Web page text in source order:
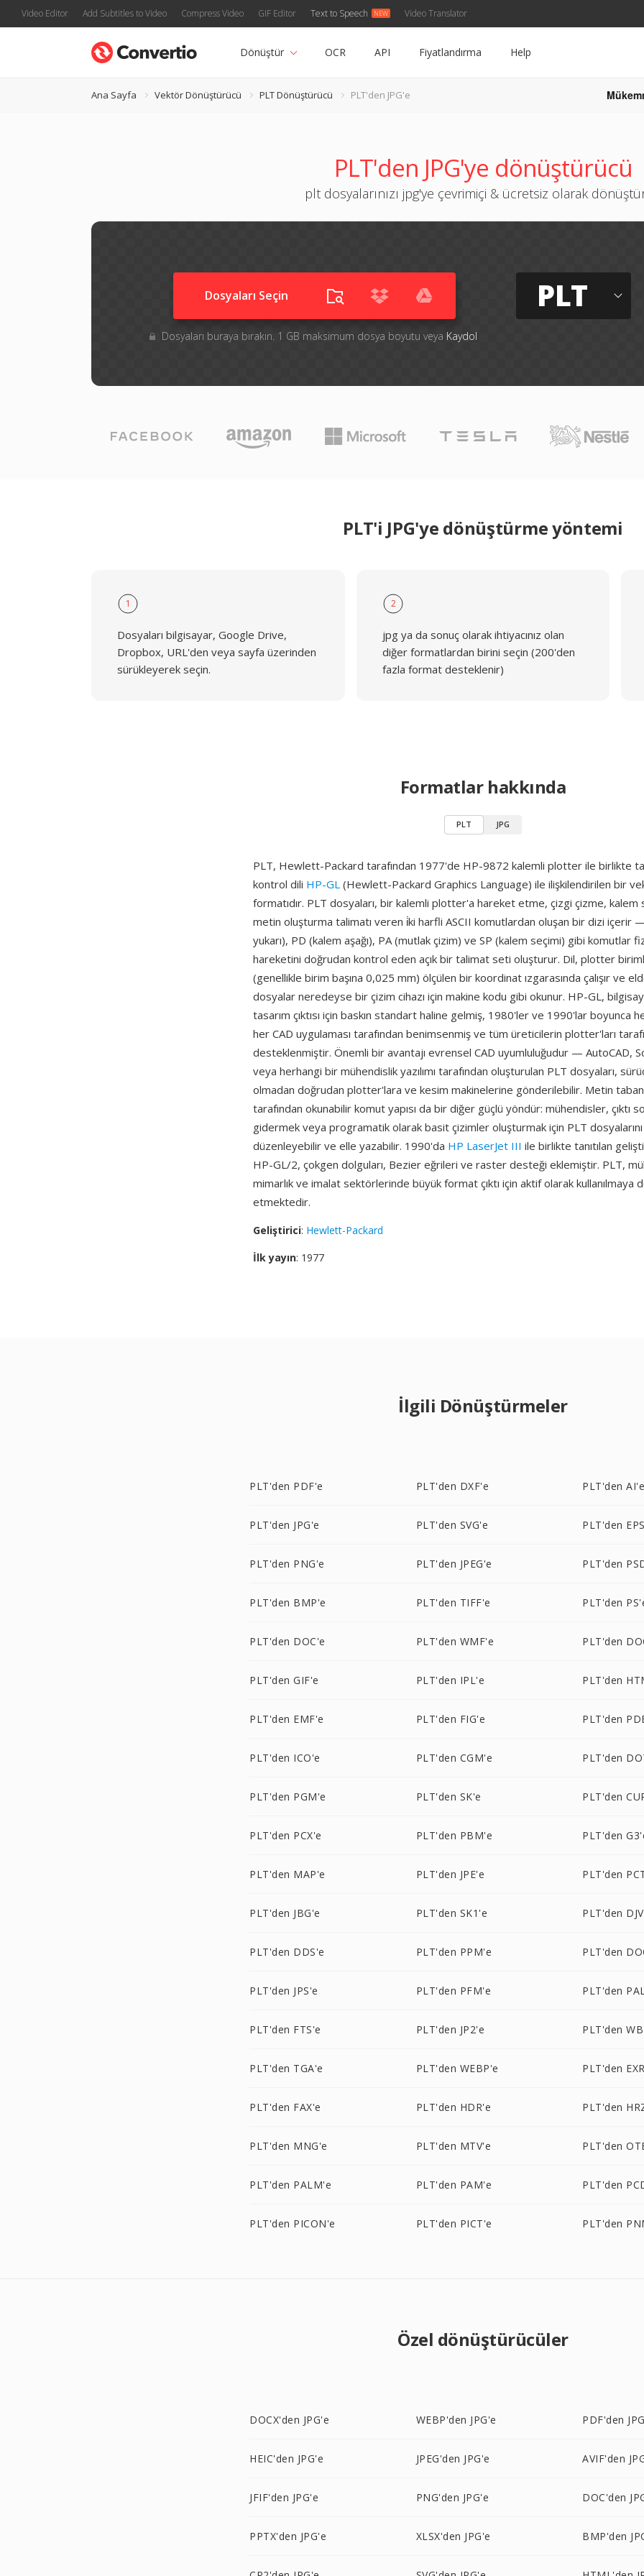
Video Editor Add Subtitles to Video Compress Video GIF Editor Text to Speech Video Translator
Dönüştür OCR API Fiyatlandırma Help
Ana Sayfa Vektör Dönüştürücü PLT Dönüştürücü PLT'den JPG'e
PLT'den JPG'ye dönüştürücü
plt dosyalarınızı jpg'ye çevrimiçi & ücretsiz olarak
Dosyaları Seçin
Dosyaları buraya bırakın. 1 GB maksimum dosya boyutu veya Kaydol
PLT
PLT'i JPG'ye dönüştürme yöntemi
1
Dosyaları bilgisayar, Google Drive,
Dropbox, URL'den veya sayfa üzerinden
sürükleyerek seçin.
2
jpg ya da sonuç olarak ihtiyacınız olan
diğer formatlardan birini seçin (200'den
fazla format desteklenir)
Formatlar hakkında
PLT JPG
PLT, Hewlett-Packard tarafından 1977'de HP-9872 kalemli plotter ile birlikte
kontrol dili HP-GL (Hewlett-Packard Graphics Language) ile ilişkilendirilen bir
formatıdır. PLT dosyaları, bir kalemli plotter'a hareket etme, çizgi çizme, kalem
metin oluşturma talimatı veren i̇ki harfli ASCII komutlardan oluşan bir dizi içerir
yukarı), PD (kalem aşağı), PA (mutlak çizim) ve SP (kalem seçimi) gibi komutlar
hareketini doğrudan kontrol eden açık bir talimat seti oluşturur. Dil, plotter
(genellikle birim başına 0,025 mm) ölçülen bir koordinat ızgarasında çalışır ve
dosyalar neredeyse bir çizim cihazı için makine kodu gibi okunur. HP-GL,
tasarım çıktısı için baskın standart haline gelmiş, 1980'ler ve 1990'lar boyunca
her CAD uygulaması tarafından benimsenmiş ve tüm üreticilerin plotter'ları
desteklenmiştir. Önemli bir avantajı evrensel CAD uyumluluğudur — AutoCAD,
veya herhangi bir mühendislik yazılımı tarafından oluşturulan PLT dosyaları,
olmadan doğrudan plotter'lara ve kesim makinelerine gönderilebilir. Metin
tarafından okunabilir komut yapısı da bir diğer güçlü yöndür: mühendisler, çıktı
gidermek veya programatik olarak basit çizimler oluşturmak için PLT
düzenleyebilir ve elle yazabilir. 1990'da HP LaserJet III ile birlikte tanıtılan
HP-GL/2, çokgen dolguları, Bezier eğrileri ve raster desteği eklemiştir. PLT,
mimarlık ve imalat sektörlerinde büyük format çıktı için aktif olarak kullanılmaya
etmektedir.
Geliştirici: Hewlett-Packard
İlk yayın: 1977
İlgili Dönüştürmeler
PLT'den PDF'e PLT'den DXF'e PLT'den AI'e
PLT'den JPG'e PLT'den SVG'e PLT'den
PLT'den PNG'e PLT'den JPEG'e PLT'den
PLT'den BMP'e PLT'den TIFF'e PLT'den
PLT'den DOC'e PLT'den WMF'e PLT'den
PLT'den GIF'e PLT'den IPL'e PLT'den
PLT'den EMF'e PLT'den FIG'e PLT'den
PLT'den ICO'e PLT'den CGM'e PLT'den
PLT'den PGM'e PLT'den SK'e PLT'den
PLT'den PCX'e PLT'den PBM'e PLT'den
PLT'den MAP'e PLT'den JPE'e PLT'den
PLT'den JBG'e PLT'den SK1'e PLT'den
PLT'den DDS'e PLT'den PPM'e PLT'den
PLT'den JPS'e PLT'den PFM'e PLT'den
PLT'den FTS'e PLT'den JP2'e PLT'den
PLT'den TGA'e PLT'den WEBP'e PLT'den
PLT'den FAX'e PLT'den HDR'e PLT'den
PLT'den MNG'e PLT'den MTV'e PLT'den
PLT'den PALM'e PLT'den PAM'e PLT'den
PLT'den PICON'e PLT'den PICT'e PLT'den
Özel dönüştürücüler
DOCX'den JPG'e WEBP'den JPG'e PDF'den
HEIC'den JPG'e JPEG'den JPG'e AVIF'den
JFIF'den JPG'e PNG'den JPG'e DOC'den
PPTX'den JPG'e XLSX'den JPG'e BMP'den